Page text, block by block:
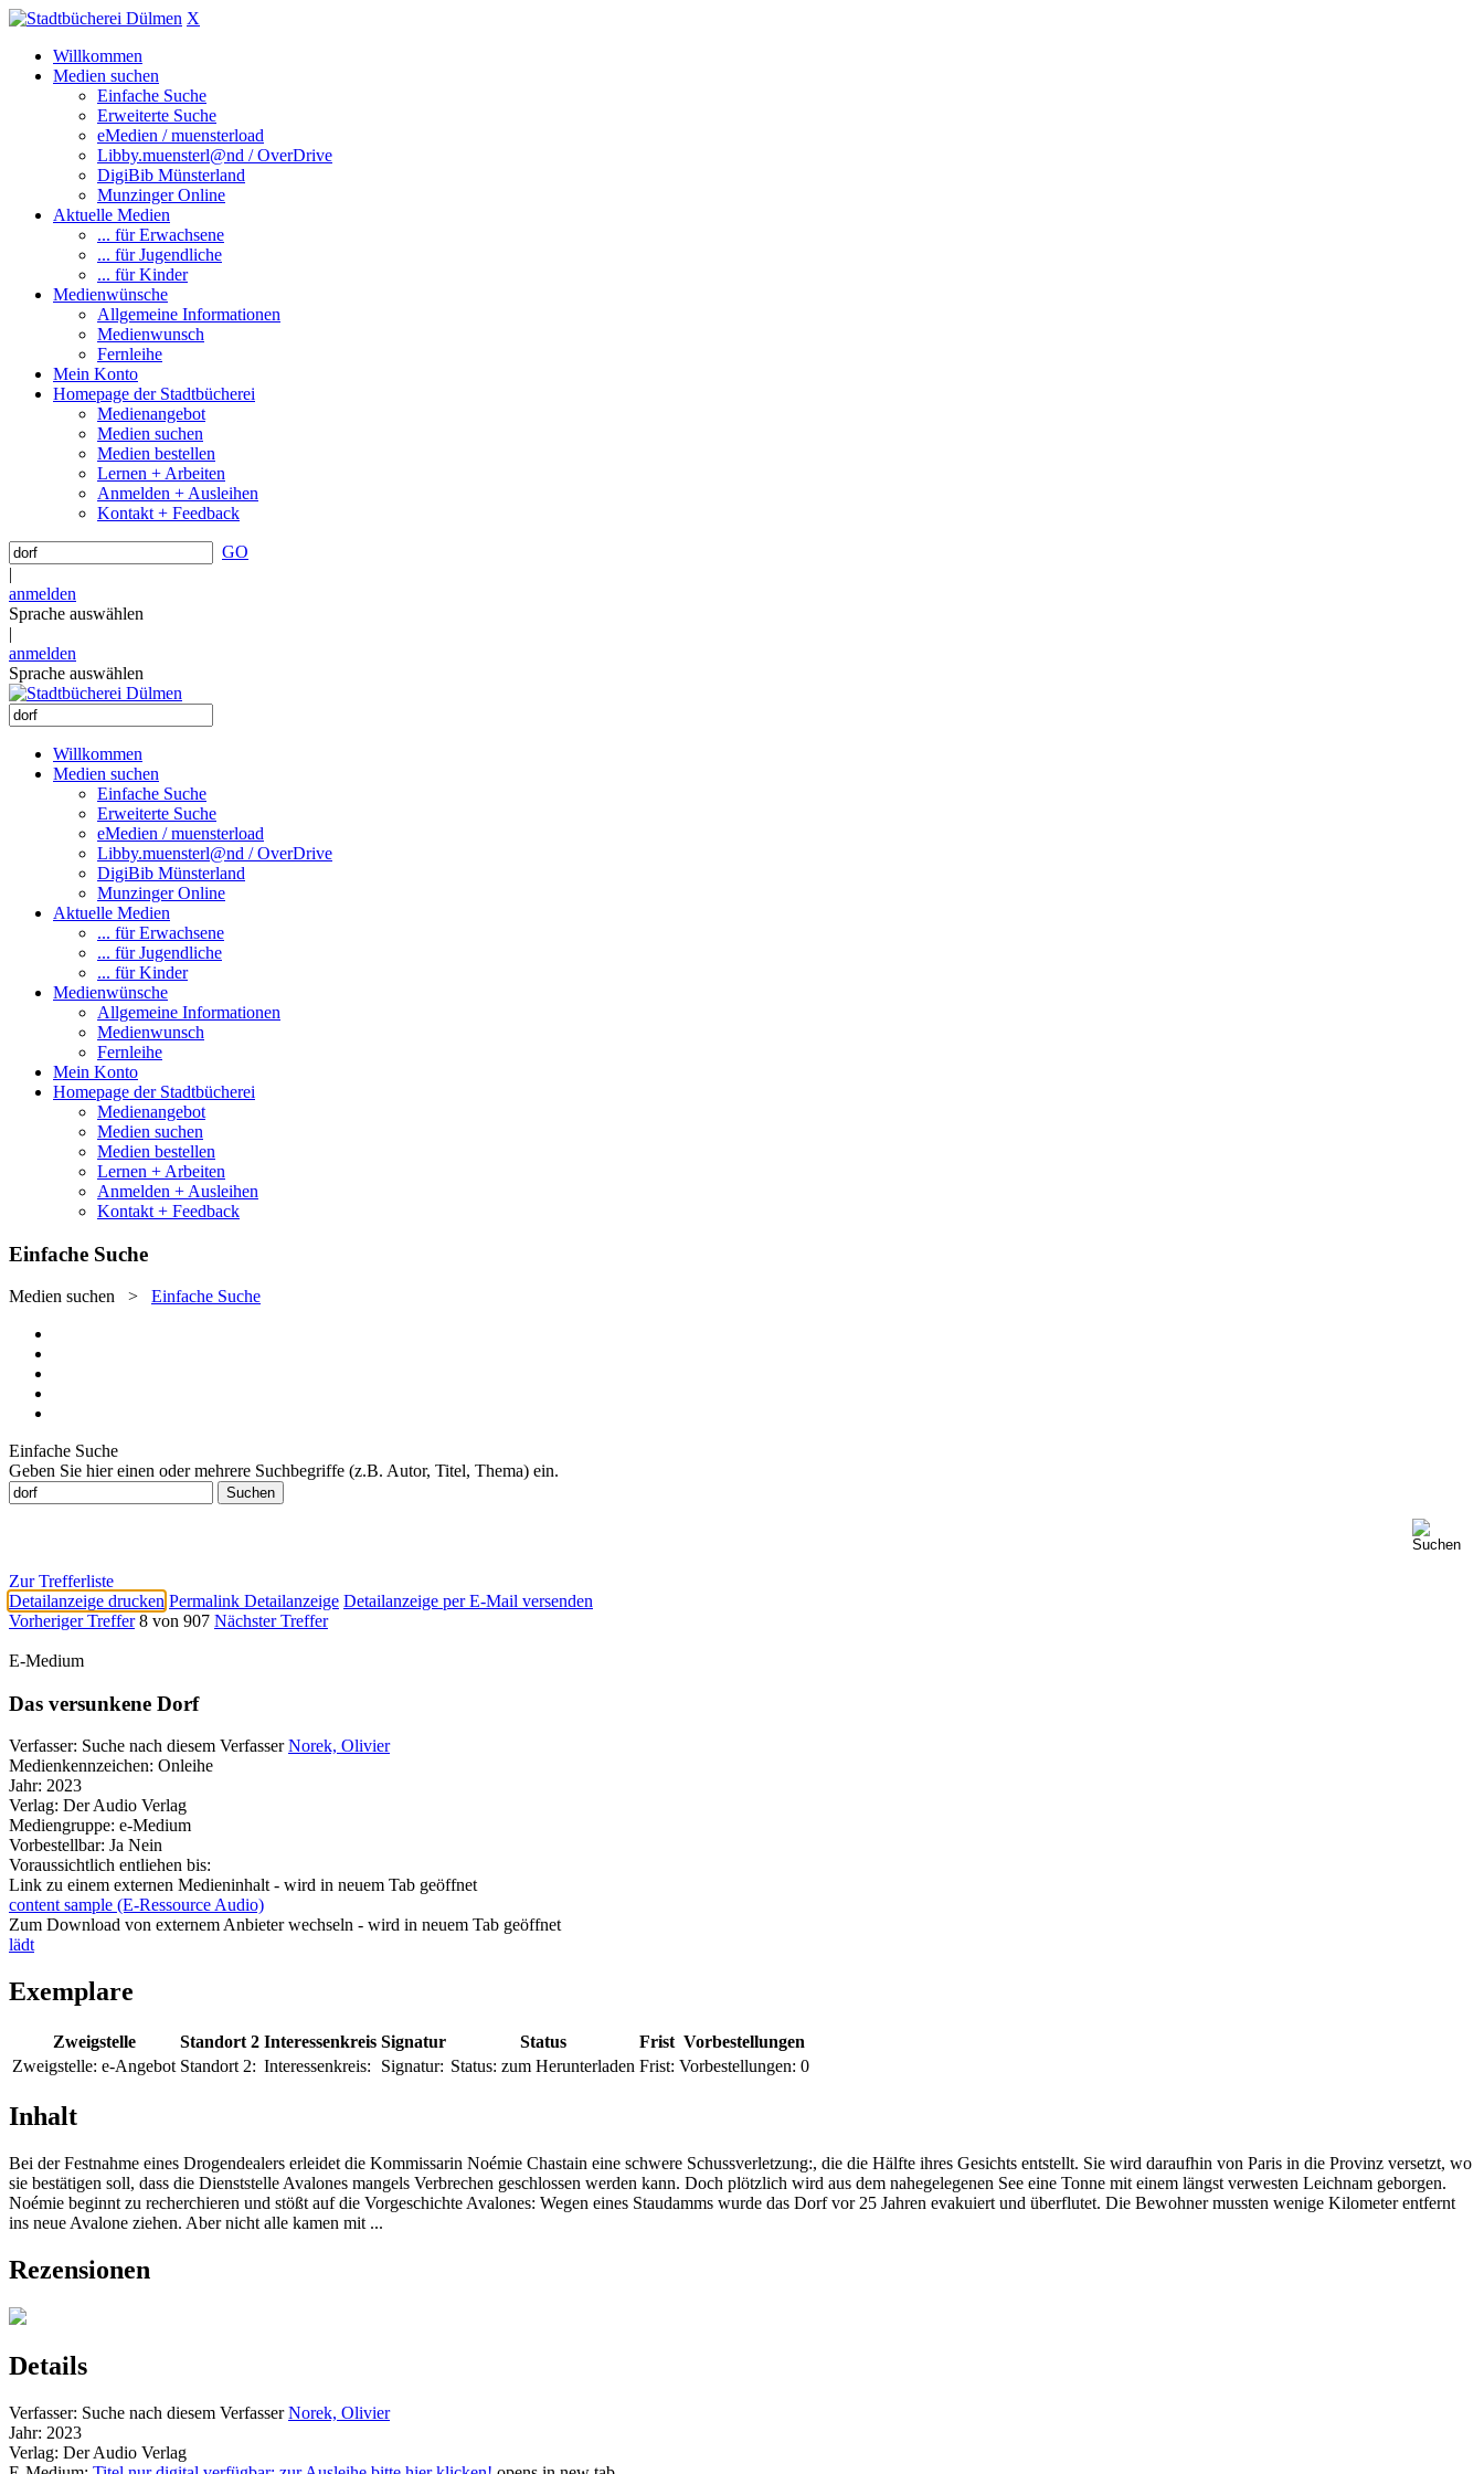
X
Willkommen
Medien suchen
Einfache Suche
Erweiterte Suche
eMedien / muensterload
Libby.muensterl@nd / OverDrive
DigiBib Münsterland
Munzinger Online
Aktuelle Medien
... für Erwachsene
... für Jugendliche
... für Kinder
Medienwünsche
Allgemeine Informationen
Medienwunsch
Fernleihe
Mein Konto
Homepage der Stadtbücherei
Medienangebot
Medien suchen
Medien bestellen
Lernen + Arbeiten
Anmelden + Ausleihen
Kontakt + Feedback
GO
|
anmelden
Sprache auswählen
|
anmelden
Sprache auswählen
Willkommen
Medien suchen
Einfache Suche
Erweiterte Suche
eMedien / muensterload
Libby.muensterl@nd / OverDrive
DigiBib Münsterland
Munzinger Online
Aktuelle Medien
... für Erwachsene
... für Jugendliche
... für Kinder
Medienwünsche
Allgemeine Informationen
Medienwunsch
Fernleihe
Mein Konto
Homepage der Stadtbücherei
Medienangebot
Medien suchen
Medien bestellen
Lernen + Arbeiten
Anmelden + Ausleihen
Kontakt + Feedback
Einfache Suche
Medien suchen > Einfache Suche
Einfache Suche
Geben Sie hier einen oder mehrere Suchbegriffe (z.B. Autor, Titel, Thema) ein.
Zur Trefferliste
Detailanzeige drucken Permalink Detailanzeige Detailanzeige per E-Mail versenden
Vorheriger Treffer 8 von 907 Nächster Treffer
E-Medium
Das versunkene Dorf
Verfasser: Suche nach diesem Verfasser Norek, Olivier
Medienkennzeichen: Onleihe
Jahr: 2023
Verlag: Der Audio Verlag
Mediengruppe: e-Medium
Vorbestellbar: Ja Nein
Voraussichtlich entliehen bis:
Link zu einem externen Medieninhalt - wird in neuem Tab geöffnet
content sample (E-Ressource Audio)
Zum Download von externem Anbieter wechseln - wird in neuem Tab geöffnet
lädt
Exemplare
Zweigstelle Standort 2 Interessenkreis Signatur Status Frist Vorbestellungen
Zweigstelle: e-Angebot Standort 2: Interessenkreis: Signatur: Status: zum Herunterladen Frist: Vorbestellungen: 0
Inhalt
Bei der Festnahme eines Drogendealers erleidet die Kommissarin Noémie Chastain eine schwere Schussverletzung:, die die Hälfte ihres Gesichts entstellt. Sie wird daraufhin von Paris in die Provinz versetzt, wo
sie bestätigen soll, dass die Dienststelle Avalones mangels Verbrechen geschlossen werden kann. Doch plötzlich wird aus dem nahegelegenen See eine Tonne mit einem längst verwesten Leichnam geborgen.
Noémie beginnt zu recherchieren und stößt auf die Vorgeschichte Avalones: Wegen eines Staudamms wurde das Dorf vor 25 Jahren evakuiert und überflutet. Die Bewohner mussten wenige Kilometer entfernt
ins neue Avalone ziehen. Aber nicht alle kamen mit ...
Rezensionen
Details
Verfasser: Suche nach diesem Verfasser Norek, Olivier
Jahr: 2023
Verlag: Der Audio Verlag